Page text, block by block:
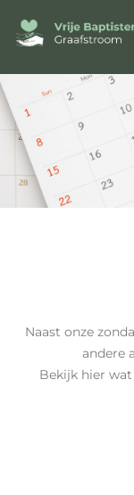
Naast onze
andere
Bekijk hier